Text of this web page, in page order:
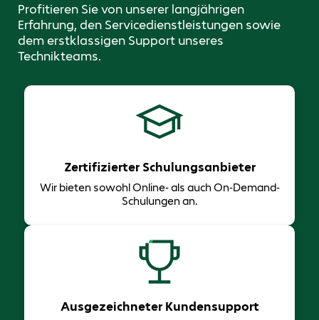
Profitieren Sie von unserer langjährigen
Erfahrung, den Servicedienstleistungen sowie
dem erstklassigen Support unseres
Technikteams.
Zertifizierter Schulungsanbieter
Wir bieten sowohl Online- als auch On-Demand-
Schulungen an.
Ausgezeichneter Kundensupport